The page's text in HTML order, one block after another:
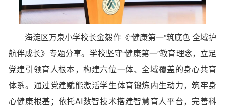
海淀区万泉小学校长金毅作《“健康第一”筑底色 全域护
航伴成长》专题分享。学校坚守“健康第一”教育理念，立足
党建引领育人根本，构建六位一体、全域覆盖的身心共育
体系。通过党建赋能激活学生体育锻炼内生动力，筑牢身
心健康根基；依托AI数智技术搭建智慧育人平台，完善科